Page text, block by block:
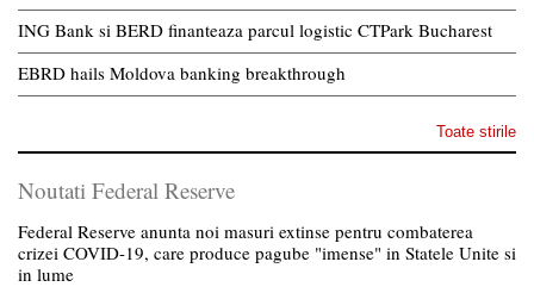
ING Bank si BERD finanteaza parcul logistic CTPark Bucharest
EBRD hails Moldova banking breakthrough
Toate stirile
Noutati Federal Reserve
Federal Reserve anunta noi masuri extinse pentru combaterea
crizei COVID-19, care produce pagube "imense" in Statele Unite si
in lume